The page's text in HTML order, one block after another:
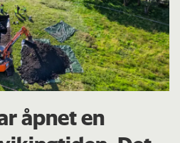
åpnet en